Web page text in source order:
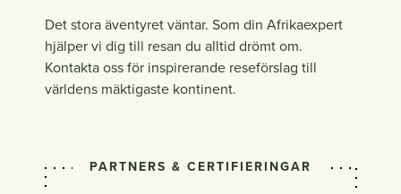
Det stora äventyret väntar. Som din Afrikaexpert
hjälper vi dig till resan du alltid drömt om.
Kontakta oss för inspirerande reseförslag till
världens mäktigaste kontinent.
PARTNERS & CERTIFIERINGAR